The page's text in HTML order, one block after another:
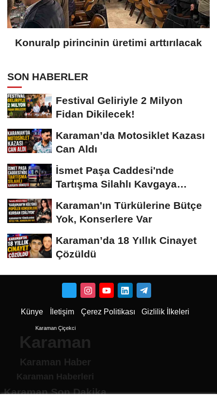
Konuralp pirincinin üretimi arttırılacak
SON HABERLER
Festival Geliriyle 2 Milyon
Fidan Dikilecek!
Karaman’da Motosiklet Kazası
Can Aldı
İsmet Paşa Caddesi'nde
Tartışma Silahlı Kavgaya
Karaman'ın Türkülerine Bütçe
Yok, Konserlere Var
Karaman’da 18 Yıllık Cinayet
Çözüldü
Künye İletişim Çerez Politikası Gizlilik İlkeleri
Karaman Çiçekci
Karaman
Karaman Haber
Karaman Haberleri
Karaman Son Dakika